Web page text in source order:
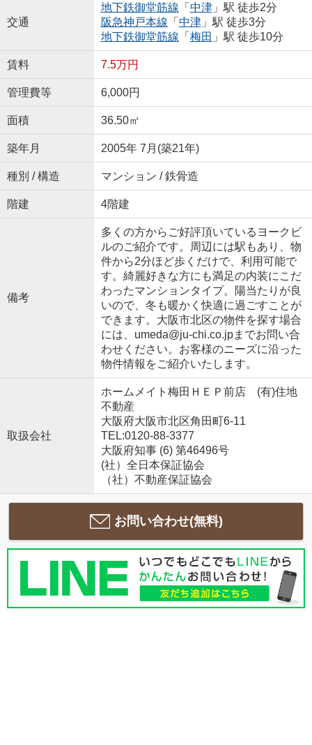
交通
地下鉄御堂筋線 「 中津」駅 徒歩2分
阪急神戸本線 「 中津」駅 徒歩3分
地下鉄御堂筋線 「 梅田 」駅 徒歩10分
賃料 7.5万円
管理費等 6,000円
面積 36.50㎡
築年月 2005年 7月(築21年)
種別 / 構造 マンション / 鉄骨造
階建 4階建
備考
多くの方からご好評頂いているヨークビ
ルのご紹介です。周辺には駅もあり、物
件から2分ほど歩くだけで、利用可能で
す。綺麗好きな方にも満足の内装にこだ
わったマンションタイプ。陽当たりが良
いので、冬も暖かく快適に過ごすことが
できます。大阪市北区の物件を探す場合
には、umeda@ju-chi.co.jpまでお問い合
わせください。お客様のニーズに沿った
物件情報をご紹介いたします。
取扱会社
ホームメイト梅田ＨＥＰ前店 (有)住地
不動産
大阪府大阪市北区角田町6-11
TEL:0120-88-3377
大阪府知事 (6) 第46496号
(社）全日本保証協会
（社）不動産保証協会
お問い合わせ(無料)